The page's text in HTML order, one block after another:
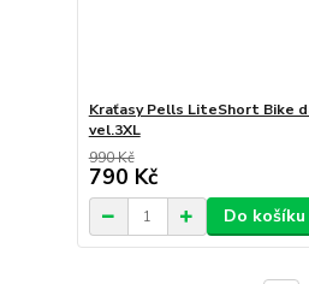
Kraťasy Pells LiteShort Bike
vel.3XL
990 Kč
790 Kč
Do košíku